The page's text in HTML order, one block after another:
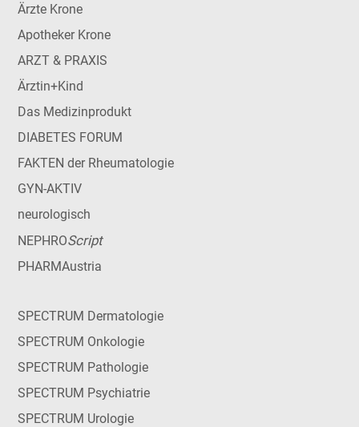
Ärzte Krone
Apotheker Krone
ARZT & PRAXIS
Ärztin+Kind
Das Medizinprodukt
DIABETES FORUM
FAKTEN der Rheumatologie
GYN-AKTIV
neurologisch
NEPHROScript
PHARMAustria
SPECTRUM Dermatologie
SPECTRUM Onkologie
SPECTRUM Pathologie
SPECTRUM Psychiatrie
SPECTRUM Urologie